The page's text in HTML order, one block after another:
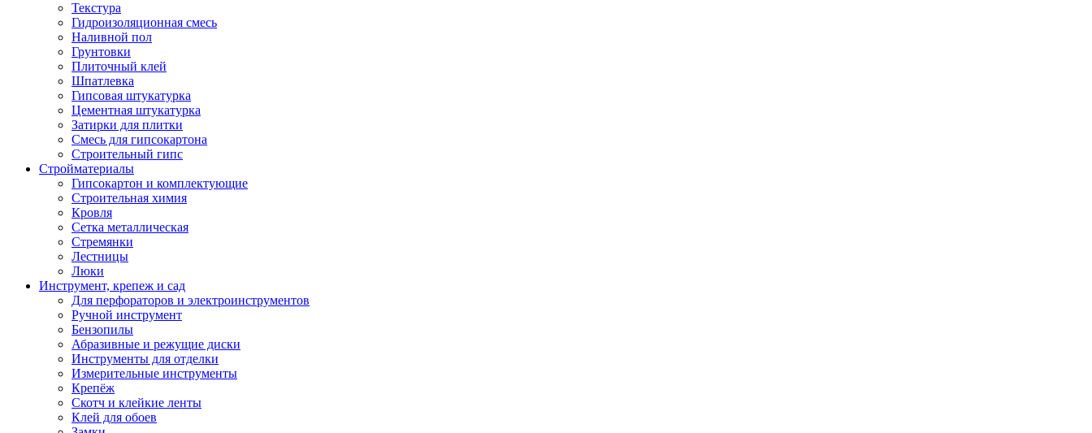
Текстура
Гидроизоляционная смесь
Наливной пол
Грунтовки
Плиточный клей
Шпатлевка
Гипсовая штукатурка
Цементная штукатурка
Затирки для плитки
Смесь для гипсокартона
Строительный гипс
Стройматериалы
Гипсокартон и комплектующие
Строительная химия
Кровля
Сетка металлическая
Стремянки
Лестницы
Люки
Инструмент, крепеж и сад
Для перфораторов и электроинструментов
Ручной инструмент
Бензопилы
Абразивные и режущие диски
Инструменты для отделки
Измерительные инструменты
Крепёж
Скотч и клейкие ленты
Клей для обоев